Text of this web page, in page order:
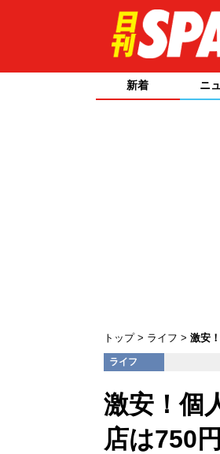
新着 ニ
トップ ライフ 激安
ライフ
激安！個
店は750